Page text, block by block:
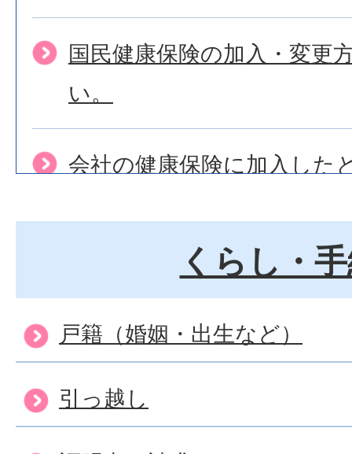
国民健康保険の加入・変更
い。
会社の健康保険に加入した
退職後の 国保加入手続き
国民健康保険に加入できな
ですか？
くらし・
戸籍（婚姻・出生など）
引っ越し